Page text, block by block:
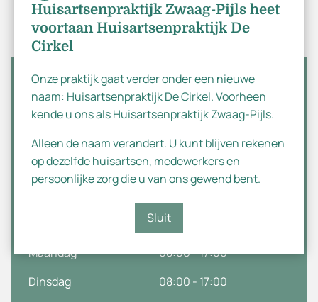
Contactgegevens
+31(0)20 645 1619
Marne 130b
1186 PJ Amstelveen
Maandag
08:00 - 17:00
Dinsdag
08:00 - 17:00
Dutch
Huisartsenpraktijk Zwaag-Pijls heet
voortaan Huisartsenpraktijk De
Cirkel
Onze praktijk gaat verder onder een nieuwe
naam: Huisartsenpraktijk De Cirkel. Voorheen
kende u ons als Huisartsenpraktijk Zwaag-Pijls.
Alleen de naam verandert. U kunt blijven rekenen
op dezelfde huisartsen, medewerkers en
persoonlijke zorg die u van ons gewend bent.
Sluit